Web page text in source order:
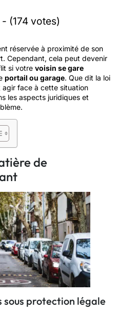
(174 votes)
réservée à proximité de son
Cependant, cela peut devenir
si votre voisin se gare
portail ou garage. Que dit la loi
agir face à cette situation
les aspects juridiques et
de
sous protection légale